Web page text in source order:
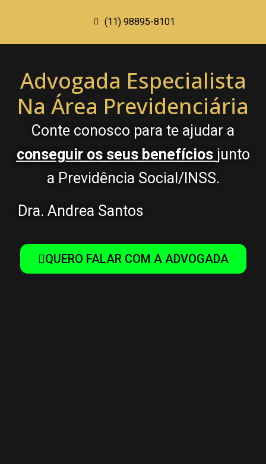
(11) 98895-8101
Advogada Especialista
Na Área Previdenciária
Conte conosco para te ajudar a
conseguir os seus benefícios junto
a Previdência Social/INSS.
Dra. Andrea Santos
QUERO FALAR COM A ADVOGADA